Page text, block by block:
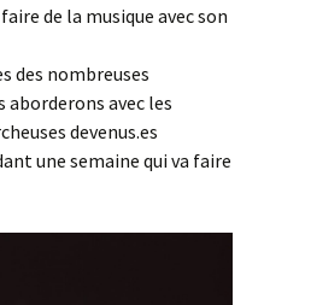
de la musique avec son
des nombreuses
aborderons avec les
devenus.es
une semaine qui va faire